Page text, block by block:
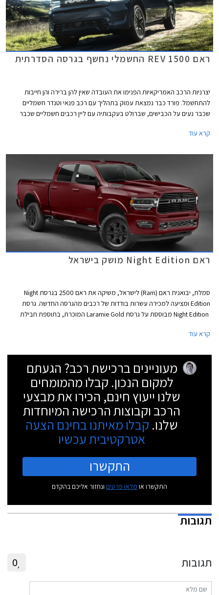
ראם 1500 REV החשמלי נחשף בגרסה הסדרתית
יצרניות הרכב האמריקאיות הפנימו את העובדה שאין להן ברירה והן חייבות
להתחשמל. פורד כבר נמצאת עמוק בתהליך עם רכב פנאי וטנדר חשמליים
שכבר נעים על הכבישים, שברולט בעקבותיה עם ליין רכבים חשמליים שכבר
פיאט קרייזלר.
קרא עוד
ראם Night Edition מושק בישראל
סמלת, יבואנית ראם (Ram) לישראל, משיקה את ראם 2500 בגרסת Night
Edition ומציעה למכירה עשרות בודדות של רכבים מהגרסה החדשה. גרסת
Night Edition מבוססת על גרסת Laramie Gold המוכרת, בתוספת חבילת
החבילה חישוקים, מדרגות צד, גריל קדמי, פנסים, מראות צד וסמלים חיצוניים
קרא עוד
מעוניינים ברכישת רכב? הגעתם
למקום הנכון. קבלו מהמומחים
שלנו ייעוץ חינם, הכירו את מבצעי
הרכב וקבוצות הרכישה המיוחדות
שלנו. קבלו מאיתנו בחינם הצעה
אטרקטיבית עכשיו
התקשרו
התקשרו או מלאו פרטים ונחזור אליכם בהקדם
תגובות
תגובות 0